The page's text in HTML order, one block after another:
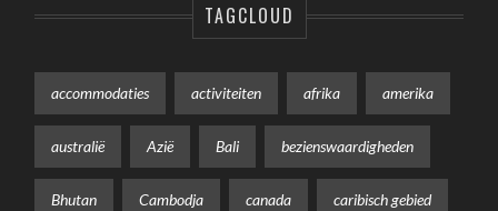
TAGCLOUD
accommodaties activiteiten afrika amerika
australië Azië Bali bezienswaardigheden
Bhutan Cambodja canada caribisch gebied